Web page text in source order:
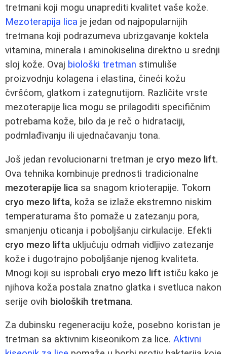
tretmani koji mogu unaprediti kvalitet vaše kože.
Mezoterapija lica je jedan od najpopularnijih
tretmana koji podrazumeva ubrizgavanje koktela
vitamina, minerala i aminokiselina direktno u srednji
sloj kože. Ovaj biološki tretman stimuliše
proizvodnju kolagena i elastina, čineći kožu
čvršćom, glatkom i zategnutijom. Različite vrste
mezoterapije lica mogu se prilagoditi specifičnim
potrebama kože, bilo da je reč o hidrataciji,
podmlađivanju ili ujednačavanju tona.
Još jedan revolucionarni tretman je cryo mezo lift.
Ova tehnika kombinuje prednosti tradicionalne
mezoterapije lica sa snagom krioterapije. Tokom
cryo mezo lifta, koža se izlaže ekstremno niskim
temperaturama što pomaže u zatezanju pora,
smanjenju oticanja i poboljšanju cirkulacije. Efekti
cryo mezo lifta uključuju odmah vidljivo zatezanje
kože i dugotrajno poboljšanje njenog kvaliteta.
Mnogi koji su isprobali cryo mezo lift ističu kako je
njihova koža postala znatno glatka i svetluca nakon
serije ovih bioloških tretmana.
Za dubinsku regeneraciju kože, posebno koristan je
tretman sa aktivnim kiseonikom za lice. Aktivni